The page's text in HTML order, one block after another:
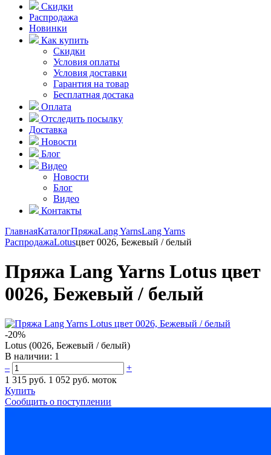
Скидки
Распродажа
Новинки
Как купить
Скидки
Условия оплаты
Условия доставки
Гарантия на товар
Бесплатная достака
Оплата
Отследить посылку
Доставка
Новости
Блог
Видео
Новости
Блог
Видео
Контакты
ГлавнаяКаталогПряжаLang YarnsLang Yarns
РаспродажаLotusцвет 0026, Бежевый / белый
Пряжа Lang Yarns Lotus цвет
0026, Бежевый / белый
-20%
Lotus (0026, Бежевый / белый)
В наличии: 1
–
+
1 315 руб. 1 052 руб. моток
Купить
Сообщить о поступлении